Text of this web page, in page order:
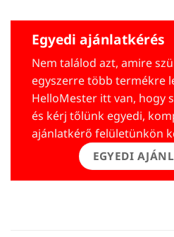
Egyedi ajánlatkérés
Nem találod azt, amire
egyszerre több termékre
HelloMester itt van, hogy
és kérj tőlünk egyedi,
ajánlatkérő felületünkön
EGYEDI